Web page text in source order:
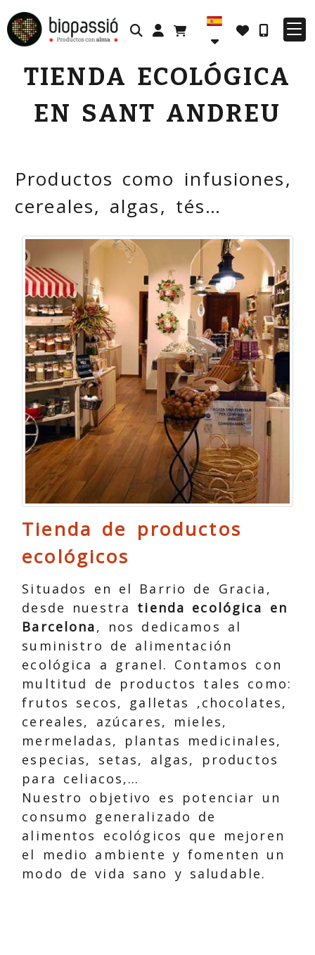
Identifícate
TIENDA ECOLÓGICA
EN SANT ANDREU
Productos como infusiones,
cereales, algas, tés…
Tienda de productos
ecológicos
Situados en el Barrio de Gracia,
desde nuestra tienda ecológica en
Barcelona, nos dedicamos al
suministro de alimentación
ecológica a granel. Contamos con
multitud de productos tales como:
frutos secos, galletas ,chocolates,
cereales, azúcares, mieles,
mermeladas, plantas medicinales,
especias, setas, algas, productos
para celiacos,…
Nuestro objetivo es potenciar un
consumo generalizado de
alimentos ecológicos que mejoren
el medio ambiente y fomenten un
modo de vida sano y saludable.